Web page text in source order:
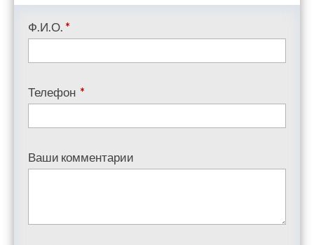
Ф.И.О. *
Телефон *
Ваши комментарии